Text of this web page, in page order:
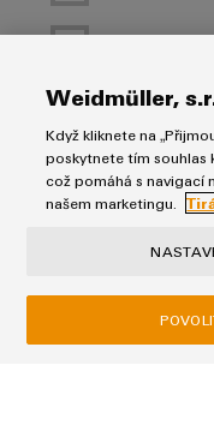
* Povinná pole
Weidmüller,
Když kliknete na
poskytnete tím souhlas
což pomáhá s navigací
našem marketingu.